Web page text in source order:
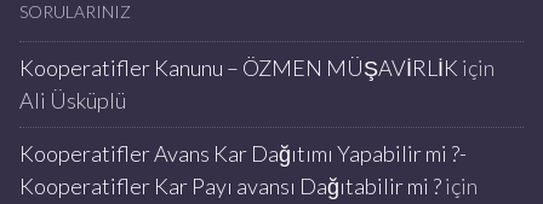
SORULARINIZ
Kooperatifler Kanunu – ÖZMEN MÜŞAVİRLİK için
Ali Üsküplü
Kooperatifler Avans Kar Dağıtımı Yapabilir mi ?-
Kooperatifler Kar Payı avansı Dağıtabilir mi ?için